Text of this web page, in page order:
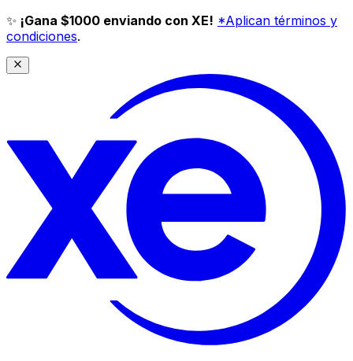
✨ ¡Gana $1000 enviando con XE! *Aplican términos y
condiciones.